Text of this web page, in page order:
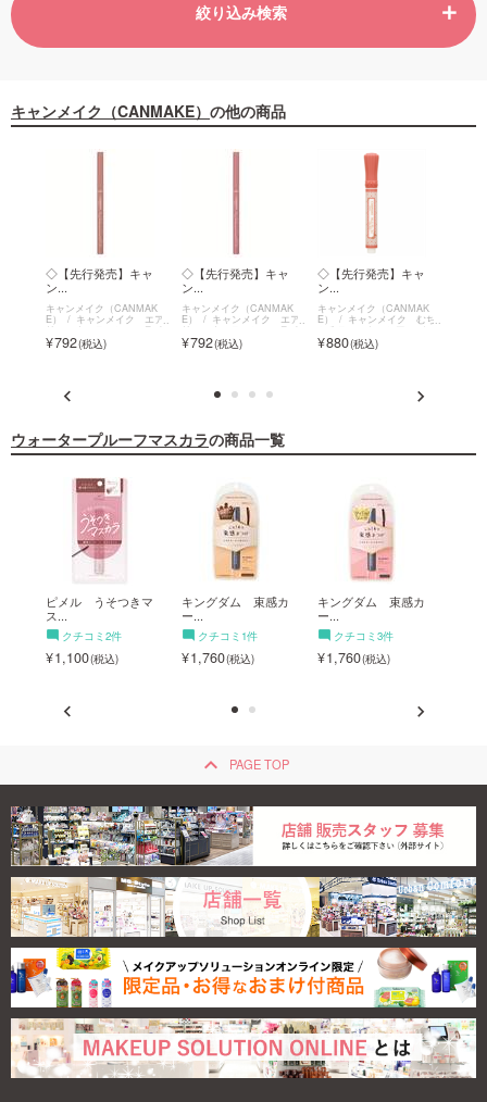
絞り込み検索
キャンメイク（CANMAKE） の他の商品
◇【先行発売】キャ
ン...
キャンメイク（CANMAK
E） キャンメイク エア
リーエクステンションライ
ナー792
◇【先行発売】キャ
ン...
キャンメイク（CANMAK
E） キャンメイク エア
リーエクステンションライ
ナー792
◇【先行発売】キャ
ン...
キャンメイク（CANMAK
E） キャンメイク むち
ぷるティント～シアーバー
ム～880
ウォータープルーフマスカラの商品一覧
ピメル うそつきマ
ス...
クチコミ2件
1,100
キングダム 束感カ
ー...
クチコミ1件
1,760
キングダム 束感カ
ー...
クチコミ3件
1,760
keyboard_arrow_up PAGE TOP